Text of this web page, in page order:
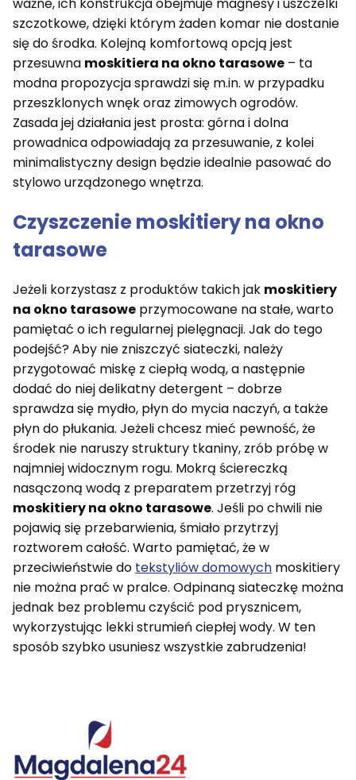
ważne, ich konstrukcja obejmuje magnesy i uszczelki
szczotkowe, dzięki którym żaden komar nie dostanie
się do środka. Kolejną komfortową opcją jest
przesuwna moskitiera na okno tarasowe – ta
modna propozycja sprawdzi się m.in. w przypadku
przeszklonych wnęk oraz zimowych ogrodów.
Zasada jej działania jest prosta: górna i dolna
prowadnica odpowiadają za przesuwanie, z kolei
minimalistyczny design będzie idealnie pasować do
stylowo urządzonego wnętrza.
Czyszczeniemoskitiery na okno
tarasowe
Jeżeli korzystasz z produktów takich jak moskitiery
na okno tarasowe przymocowane na stałe, warto
pamiętać o ich regularnej pielęgnacji. Jak do tego
podejść? Aby nie zniszczyć siateczki, należy
przygotować miskę z ciepłą wodą, a następnie
dodać do niej delikatny detergent – dobrze
sprawdza się mydło, płyn do mycia naczyń, a także
płyn do płukania. Jeżeli chcesz mieć pewność, że
środek nie naruszy struktury tkaniny, zrób próbę w
najmniej widocznym rogu. Mokrą ściereczką
nasączoną wodą z preparatem przetrzyj róg
moskitiery na okno tarasowe. Jeśli po chwili nie
pojawią się przebarwienia, śmiało przytrzyj
roztworem całość. Warto pamiętać, że w
przeciwieństwie do tekstyliów domowych moskitiery
nie można prać w pralce. Odpinaną siateczkę można
jednak bez problemu czyścić pod prysznicem,
wykorzystując lekki strumień ciepłej wody. W ten
sposób szybko usuniesz wszystkie zabrudzenia!